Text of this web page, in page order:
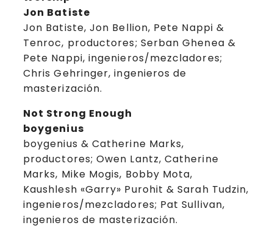
Jon Batiste
Jon Batiste, Jon Bellion, Pete Nappi &
Tenroc, productores; Serban Ghenea &
Pete Nappi, ingenieros/mezcladores;
Chris Gehringer, ingenieros de
masterización.
Not Strong Enough
boygenius
boygenius & Catherine Marks,
productores; Owen Lantz, Catherine
Marks, Mike Mogis, Bobby Mota,
Kaushlesh «Garry» Purohit & Sarah Tudzin,
ingenieros/mezcladores; Pat Sullivan,
ingenieros de masterización.